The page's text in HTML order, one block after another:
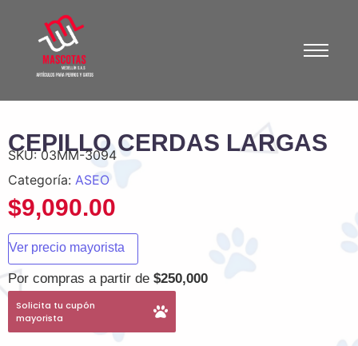
CEPILLO CERDAS LARGAS
SKU:03MM-3094
Categoría: ASEO
$9,090.00
Ver precio mayorista
Por compras a partir de $250,000
Solicita tu cupón
mayorista